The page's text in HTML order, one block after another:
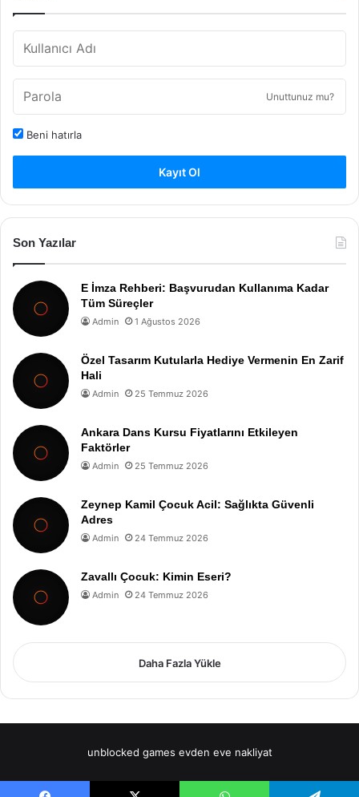
Unuttunuz mu?
Beni hatırla
Kayıt Ol
Son Yazılar
E İmza Rehberi: Başvurudan Kullanıma Kadar
Tüm Süreçler
Admin 1 Ağustos 2026
Özel Tasarım Kutularla Hediye Vermenin En Zarif
Hali
Admin 25 Temmuz 2026
Ankara Dans Kursu Fiyatlarını Etkileyen
Faktörler
Admin 25 Temmuz 2026
Zeynep Kamil Çocuk Acil: Sağlıkta Güvenli
Adres
Admin 24 Temmuz 2026
Zavallı Çocuk: Kimin Eseri?
Admin 24 Temmuz 2026
Daha Fazla Yükle
unblocked games evden eve nakliyat